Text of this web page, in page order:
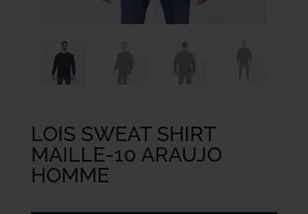
LOIS SWEAT SHIRT
MAILLE-10 ARAUJO
HOMME